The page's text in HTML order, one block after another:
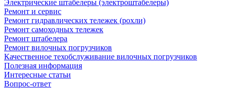
Электрические штабелеры (электроштабелеры)
Ремонт и сервис
Ремонт гидравлических тележек (рохли)
Ремонт самоходных тележек
Ремонт штабелера
Ремонт вилочных погрузчиков
Качественное техобслуживание вилочных погрузчиков
Полезная информация
Интересные статьи
Вопрос-ответ